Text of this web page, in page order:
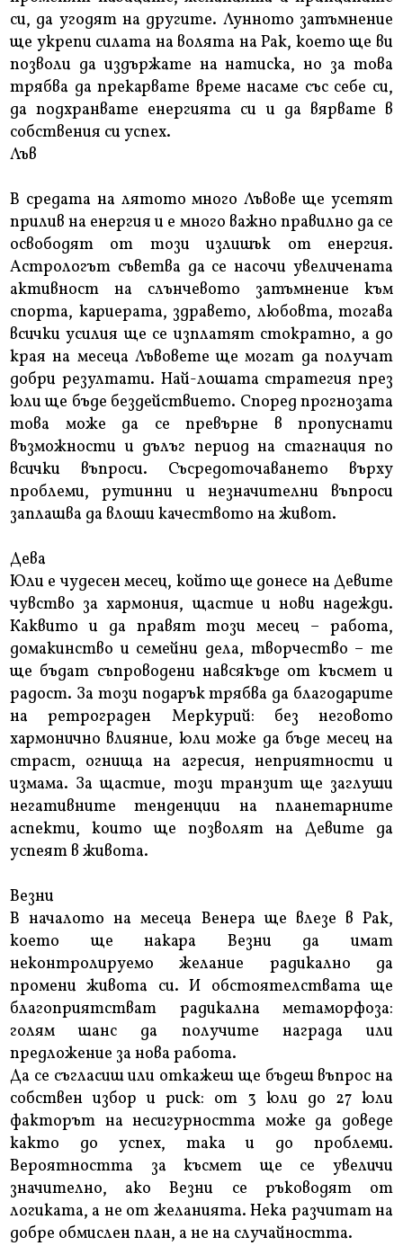
си, да угодят на другите. Лунното затъмнение
ще укрепи силата на волята на Рак, което ще ви
позволи да издържате на натиска, но за това
трябва да прекарвате време насаме със себе си,
да подхранвате енергията си и да вярвате в
собствения си успех.
Лъв
В средата на лятото много Лъвове ще усетят
прилив на енергия и е много важно правилно да се
освободят от този излишък от енергия.
Астрологът съветва да се насочи увеличената
активност на слънчевото затъмнение към
спорта, кариерата, здравето, любовта, тогава
всички усилия ще се изплатят стократно, а до
края на месеца Лъвовете ще могат да получат
добри резултати. Най-лошата стратегия през
юли ще бъде бездействието. Според прогнозата
това може да се превърне в пропуснати
възможности и дълъг период на стагнация по
всички въпроси. Съсредоточаването върху
проблеми, рутинни и незначителни въпроси
заплашва да влоши качеството на живот.
Дева
Юли е чудесен месец, който ще донесе на Девите
чувство за хармония, щастие и нови надежди.
Каквито и да правят този месец – работа,
домакинство и семейни дела, творчество – те
ще бъдат съпроводени навсякъде от късмет и
радост. За този подарък трябва да благодарите
на ретрограден Меркурий: без неговото
хармонично влияние, юли може да бъде месец на
страст, огнища на агресия, неприятности и
измама. За щастие, този транзит ще заглуши
негативните тенденции на планетарните
аспекти, които ще позволят на Девите да
успеят в живота.
Везни
В началото на месеца Венера ще влезе в Рак,
което ще накара Везни да имат
неконтролируемо желание радикално да
промени живота си. И обстоятелствата ще
благоприятстват радикална метаморфоза:
голям шанс да получите награда или
предложение за нова работа.
Да се ​​съгласиш или откажеш ще бъдеш въпрос на
собствен избор и риск: от 3 юли до 27 юли
факторът на несигурността може да доведе
както до успех, така и до проблеми.
Вероятността за късмет ще се увеличи
значително, ако Везни се ръководят от
логиката, а не от желанията. Нека разчитат на
добре обмислен план, а не на случайността.